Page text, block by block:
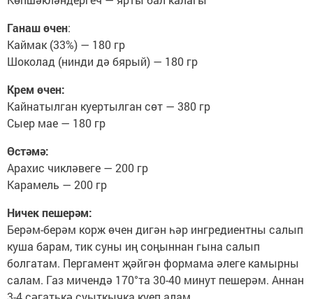
Ганаш өчен:
Каймак (33%) — 180 гр
Шоколад (нинди дә бярый) — 180 гр
Крем өчен:
Кайнатылган куертылган сөт — 380 гр
Сыер мае — 180 гр
Өстәмә:
Арахис чикләвеге — 200 гр
Карамель — 200 гр
Ничек пешерәм:
Берәм-берәм корж өчен дигән һәр ингредиентны салып
куша барам, тик суны иң соңыннан гына салып
болгатам. Пергамент җәйгән формама әлеге камырны
салам. Газ мичендә 170°та 30-40 минут пешерәм. Аннан